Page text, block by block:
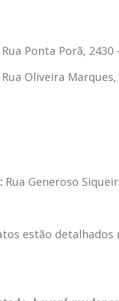
Rua Ponta Porã,
Rua Oliveira
Rua Generoso
estão detalhados